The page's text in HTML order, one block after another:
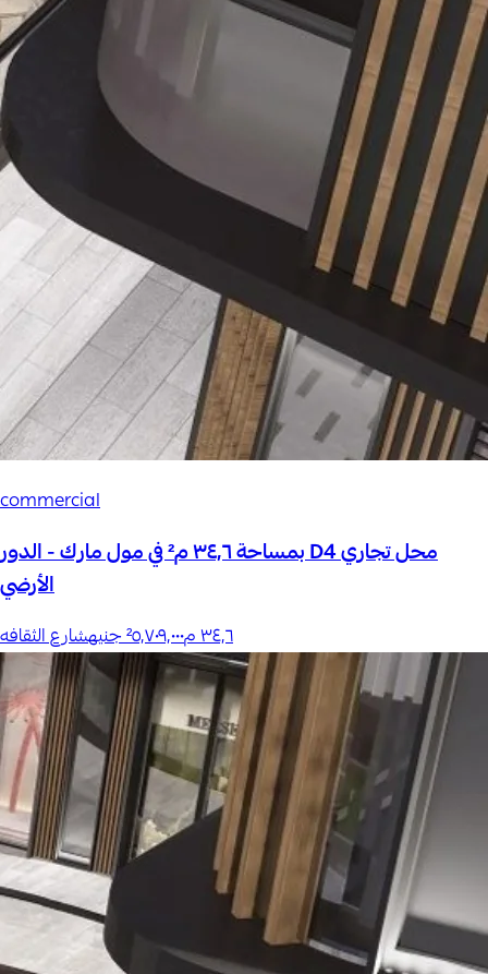
commercial
محل تجاري D4 بمساحة ٣٤٫٦ م² في مول مارك - الدور
الأرضي
٣٤٫٦م²٥٬٧٠٩٬٠٠٠ جنيه شارع الثقافه